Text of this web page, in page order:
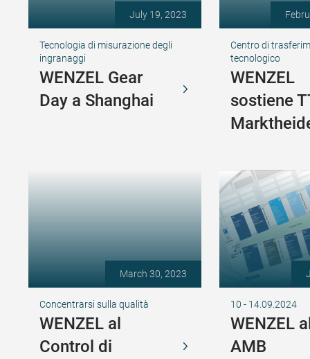
July 19, 2023
Tecnologia di misurazione degli
ingranaggi
WENZEL Gear
Day a Shanghai
Centro di
tecnologico
WENZEL
sostiene
March 30, 2023
Concentrarsi sulla qualità
WENZEL al
Control di
10 - 14.09.2024
WENZEL
AMB